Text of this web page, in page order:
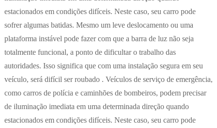
estacionados em condições difíceis. Neste caso, seu carro pode
sofrer algumas batidas. Mesmo um leve deslocamento ou uma
plataforma instável pode fazer com que a barra de luz não seja
totalmente funcional, a ponto de dificultar o trabalho das
autoridades. Isso significa que com uma instalação segura em seu
veículo, será difícil ser roubado . Veículos de serviço de emergência,
como carros de polícia e caminhões de bombeiros, podem precisar
de iluminação imediata em uma determinada direção quando
estacionados em condições difíceis. Neste caso, seu carro pode